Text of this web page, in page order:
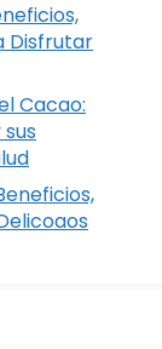
Disfrutar
Cacao: